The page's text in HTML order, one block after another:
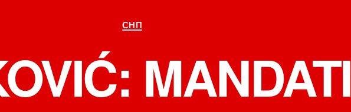
Категорије
СНП
MANDATI